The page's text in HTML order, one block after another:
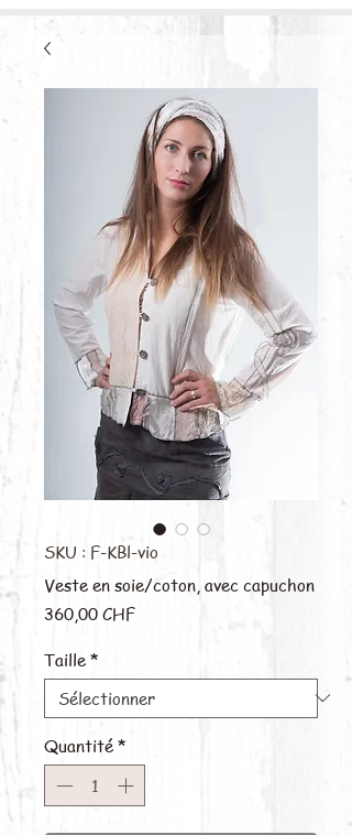
SKU : F-KBl-vio
Veste en soie/coton, avec capuchon
360,00 CHFPrix
Taille *
Quantité *